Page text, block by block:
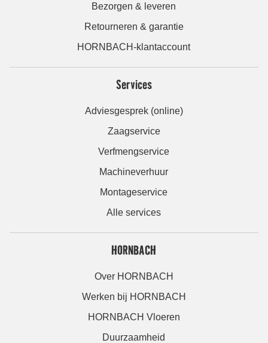
Bezorgen & leveren
Retourneren & garantie
HORNBACH-klantaccount
Services
Adviesgesprek (online)
Zaagservice
Verfmengservice
Machineverhuur
Montageservice
Alle services
HORNBACH
Over HORNBACH
Werken bij HORNBACH
HORNBACH Vloeren
Duurzaamheid